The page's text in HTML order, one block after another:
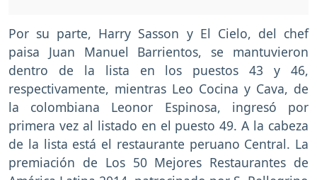
Por su parte, Harry Sasson y El Cielo, del chef
paisa Juan Manuel Barrientos, se mantuvieron
dentro de la lista en los puestos 43 y 46,
respectivamente, mientras Leo Cocina y Cava, de
la colombiana Leonor Espinosa, ingresó por
primera vez al listado en el puesto 49. A la cabeza
de la lista está el restaurante peruano Central. La
premiación de Los 50 Mejores Restaurantes de